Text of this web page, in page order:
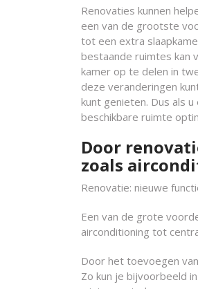
Renovaties kunnen
een van de grootste
tot een extra
bestaande ruimtes kan
kamer op te delen in
deze veranderingen
kunt genieten. Dus als
beschikbare ruimte
Door
zoals
Renovatie: nieuwe
Een van de grote
airconditioning tot
Door het toevoegen
Zo kun je bijvoorbeeld